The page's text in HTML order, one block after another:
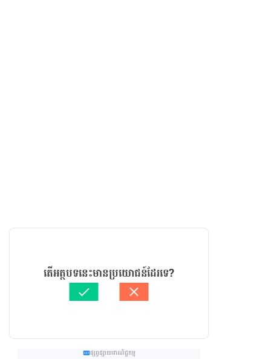
តើអត្ថបទនេះមានប្រយោជន៍ដែរទេ?
ផ្សព្វផ្សាយពាណិជ្ជកម្ម